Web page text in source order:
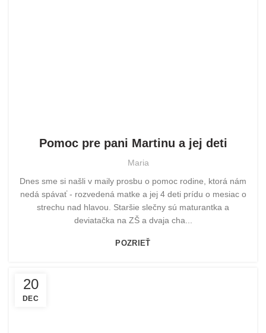
Pomoc pre pani Martinu a jej deti
Maria
Dnes sme si našli v maily prosbu o pomoc rodine, ktorá nám
nedá spávať - rozvedená matke a jej 4 deti prídu o mesiac o
strechu nad hlavou. Staršie slečny sú maturantka a
deviatačka na ZŠ a dvaja cha...
POZRIEŤ
20
DEC